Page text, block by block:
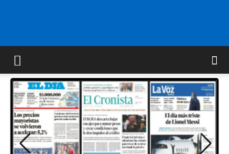
FM
GOLD
ORAN